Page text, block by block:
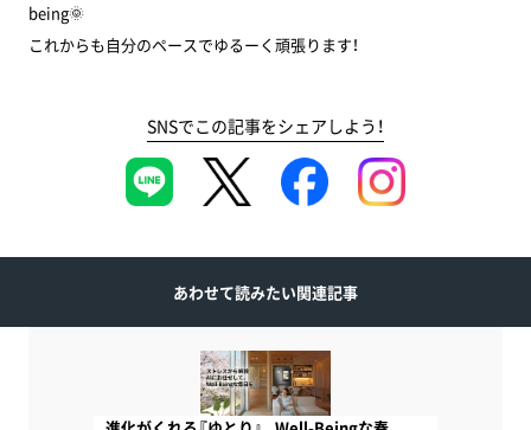
being🌞
これからも自分のペースでゆるーく頑張ります！
SNSでこの記事をシェアしよう！
あわせて読みたい関連記事